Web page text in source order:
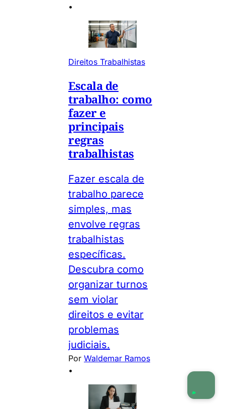
•
Direitos Trabalhistas
Escala de
trabalho: como
fazer e
principais
regras
trabalhistas
Fazer escala de
trabalho parece
simples, mas
envolve regras
trabalhistas
específicas.
Descubra como
organizar turnos
sem violar
direitos e evitar
problemas
judiciais.
Por Waldemar Ramos
•